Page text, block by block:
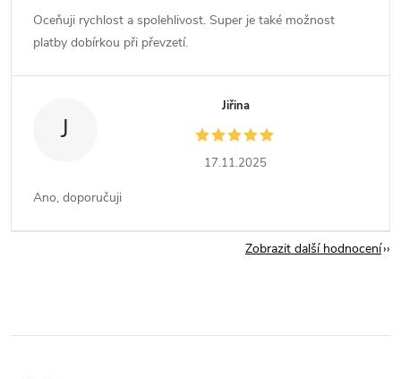
Oceňuji rychlost a spolehlivost. Super je také možnost
platby dobírkou při převzetí.
J
Jiřina
17.11.2025
Ano, doporučuji
Zobrazit další hodnocení